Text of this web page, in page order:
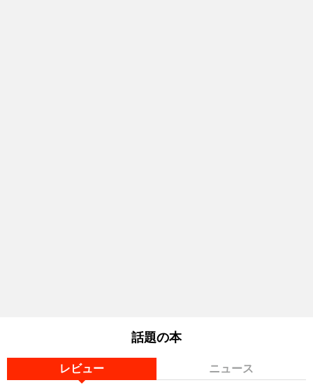
話題の本
レビュー ニュース